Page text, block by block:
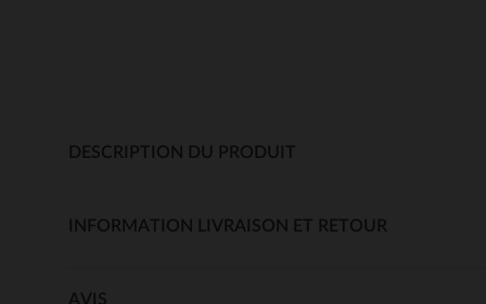
DESCRIPTION DU PRODUIT
INFORMATION LIVRAISON ET RETOUR
AVIS